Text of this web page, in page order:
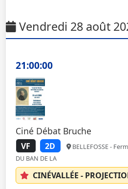
Vendredi 28 août
21:00:00
Ciné Débat Bruche
VF 2D
BELLEFOSSE -
DU BAN DE LA
CINÉVALLÉE -